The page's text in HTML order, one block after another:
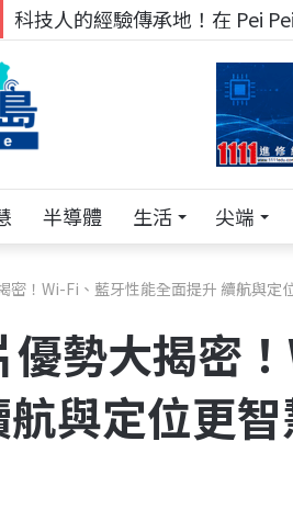
科技人的經驗傳承地！在 Pei
半導體 生活 尖端
密！Wi-Fi、藍牙性能全面提升 續航與定
優勢大揭密
與定位更